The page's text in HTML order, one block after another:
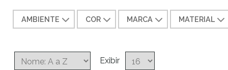
AMBIENTE COR MARCA MATERIAL
Exibir